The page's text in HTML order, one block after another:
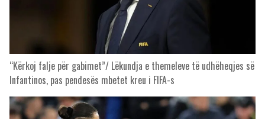
“Kërkoj falje për gabimet”/ Lëkundja e themeleve të udhëheqjes së
Infantinos, pas pendesës mbetet kreu i FIFA-s